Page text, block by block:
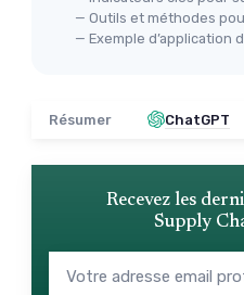
— Outils et méthodes
— Exemple d’application
Résumer ChatGPT
Recevez les
Supply